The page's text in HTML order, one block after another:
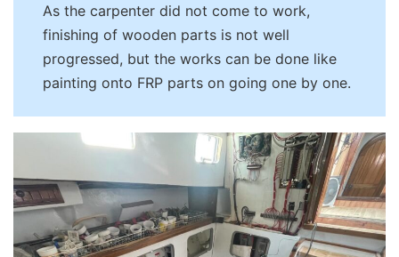
As the carpenter did not come to work,
finishing of wooden parts is not well
progressed, but the works can be done like
painting onto FRP parts on going one by one.